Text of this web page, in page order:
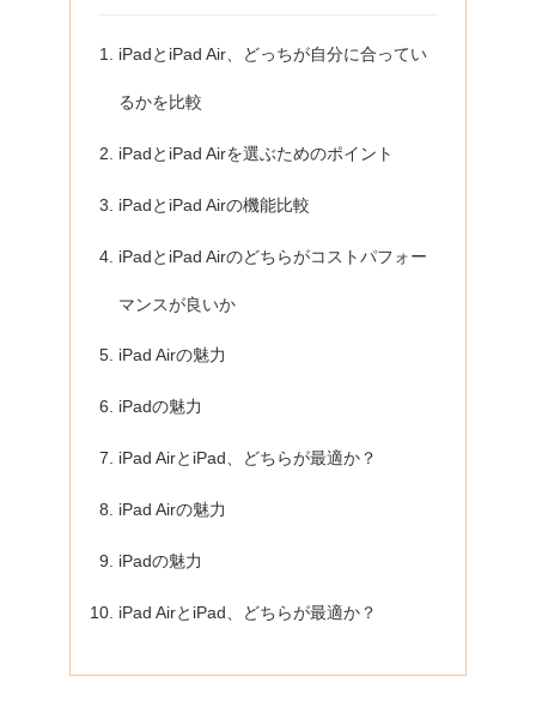
iPadとiPad Air、どっちが自分に合ってい
るかを比較
iPadとiPad Airを選ぶためのポイント
iPadとiPad Airの機能比較
iPadとiPad Airのどちらがコストパフォー
マンスが良いか
iPad Airの魅力
iPadの魅力
iPad AirとiPad、どちらが最適か？
iPad Airの魅力
iPadの魅力
iPad AirとiPad、どちらが最適か？